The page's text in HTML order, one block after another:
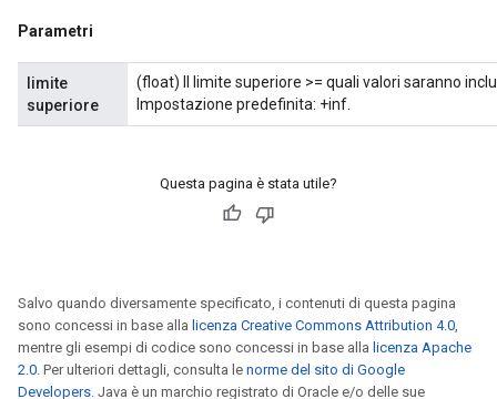
Parametri
limite
superiore
(float) Il limite superiore >= quali valori saranno
Impostazione predefinita: +inf.
Questa pagina è stata utile?
Salvo quando diversamente specificato, i contenuti di questa pagina
sono concessi in base alla licenza Creative Commons Attribution 4.0,
mentre gli esempi di codice sono concessi in base alla licenza Apache
2.0. Per ulteriori dettagli, consulta le norme del sito di Google
Developers. Java è un marchio registrato di Oracle e/o delle sue